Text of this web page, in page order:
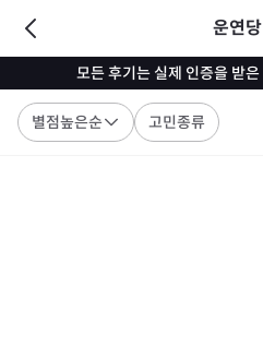
운연당
모든 후기는 실제 인증을 받은
별점높은순 고민종류